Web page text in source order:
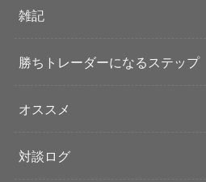
雑記
勝ちトレーダーになるステップ
オススメ
対談ログ